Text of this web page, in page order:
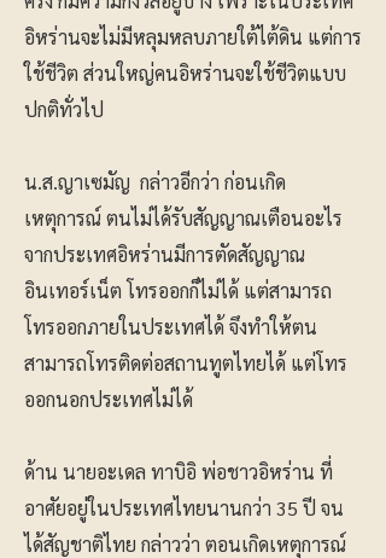
อิหร่านจะไม่มีหลุมหลบภายใต้ไต้ดิน แต่การ
ใช้ชีวิต ส่วนใหญ่คนอิหร่านจะใช้ชีวิตแบบ
ปกติทั่วไป
น.ส.ญาเซมัญ กล่าวอีกว่า ก่อนเกิด
เหตุการณ์ ตนไม่ได้รับสัญญาณเตือนอะไร
จากประเทศอิหร่านมีการตัดสัญญาณ
อินเทอร์เน็ต โทรออกก็ไม่ได้ แต่สามารถ
โทรออกภายในประเทศได้ จึงทำให้ตน
สามารถโทรติดต่อสถานทูตไทยได้ แต่โทร
ออกนอกประเทศไม่ได้
ด้าน นายอะเดล ทาบิอิ พ่อชาวอิหร่าน ที่
อาศัยอยู่ในประเทศไทยนานกว่า 35 ปี จน
ได้สัญชาติไทย กล่าวว่า ตอนเกิดเหตุการณ์